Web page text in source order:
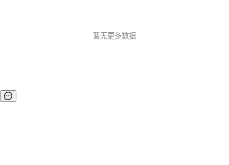
认为数据管理与数据库领域的三大国际顶尖学术会议。 这是国
暂无更多数据